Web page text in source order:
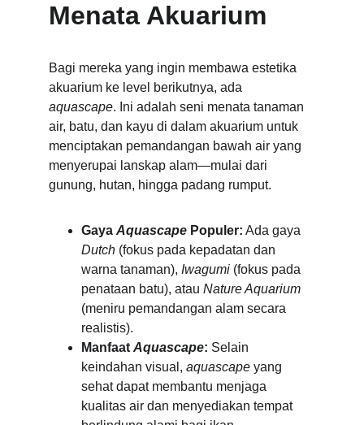
Menata Akuarium
Bagi mereka yang ingin membawa estetika
akuarium ke level berikutnya, ada
aquascape. Ini adalah seni menata tanaman
air, batu, dan kayu di dalam akuarium untuk
menciptakan pemandangan bawah air yang
menyerupai lanskap alam—mulai dari
gunung, hutan, hingga padang rumput.
Gaya Aquascape Populer: Ada gaya
Dutch (fokus pada kepadatan dan
warna tanaman), Iwagumi (fokus pada
penataan batu), atau Nature Aquarium
(meniru pemandangan alam secara
realistis).
Manfaat Aquascape: Selain
keindahan visual, aquascape yang
sehat dapat membantu menjaga
kualitas air dan menyediakan tempat